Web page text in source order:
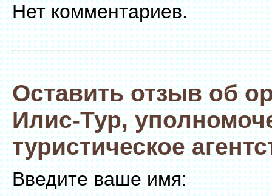
Нет комментариев.
Оставить отзыв об
Илис-Тур,
туристическое
Введите ваше имя: